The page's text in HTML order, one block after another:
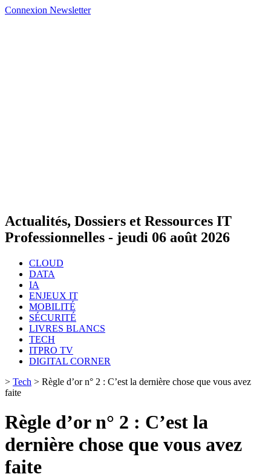
Connexion Newsletter
Actualités, Dossiers et Ressources IT
Professionnelles - jeudi 06 août 2026
CLOUD
DATA
IA
ENJEUX IT
MOBILITÉ
SÉCURITÉ
LIVRES BLANCS
TECH
ITPRO TV
DIGITAL CORNER
> Tech > Règle d’or n° 2 : C’est la dernière chose que vous avez
faite
Règle d’or n° 2 : C’est la
dernière chose que vous avez
faite